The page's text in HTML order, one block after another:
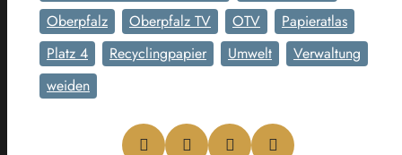
Oberpfalz
Oberpfalz TV OTV
Papieratlas
Platz 4
Recyclingpapier Umwelt
Verwaltung
weiden